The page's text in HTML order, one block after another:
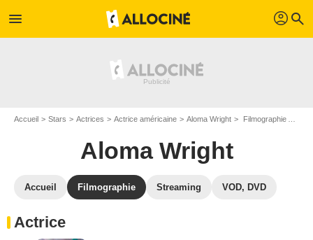
menu profil search
Accueil Stars Actrices Actrice américaine Aloma Wright Filmographie Aloma Wright
Aloma Wright
Accueil Filmographie Streaming VOD, DVD
Actrice